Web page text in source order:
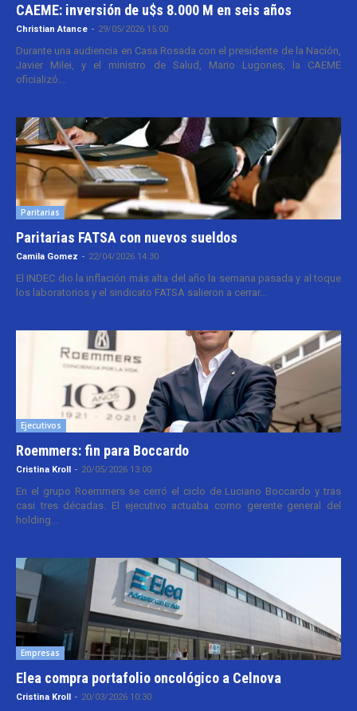
CAEME: inversión de u$s 8.000 M en seis años
Christian Atance - 29/05/2026 15:00
Durante una audiencia en Casa Rosada con el presidente de la Nación,
Javier Milei, y el ministro de Salud, Mario Lugones, la CAEME
oficializó...
Paritarias
Paritarias FATSA con nuevos sueldos
Camila Gomez - 22/04/2026 14:30
El INDEC dio la inflación más alta del año la semana pasada y al toque
los laboratorios y el sindicato FATSA salieron a cerrar...
Ejecutivos
Roemmers: fin para Boccardo
Cristina Kroll - 20/05/2026 13:00
En el grupo Roemmers se cerró el ciclo de Luciano Boccardo y tras
casi tres décadas. El ejecutivo actuaba como gerente general del
holding...
Empresas
Elea compra portafolio oncológico a Celnova
Cristina Kroll - 20/03/2026 10:30